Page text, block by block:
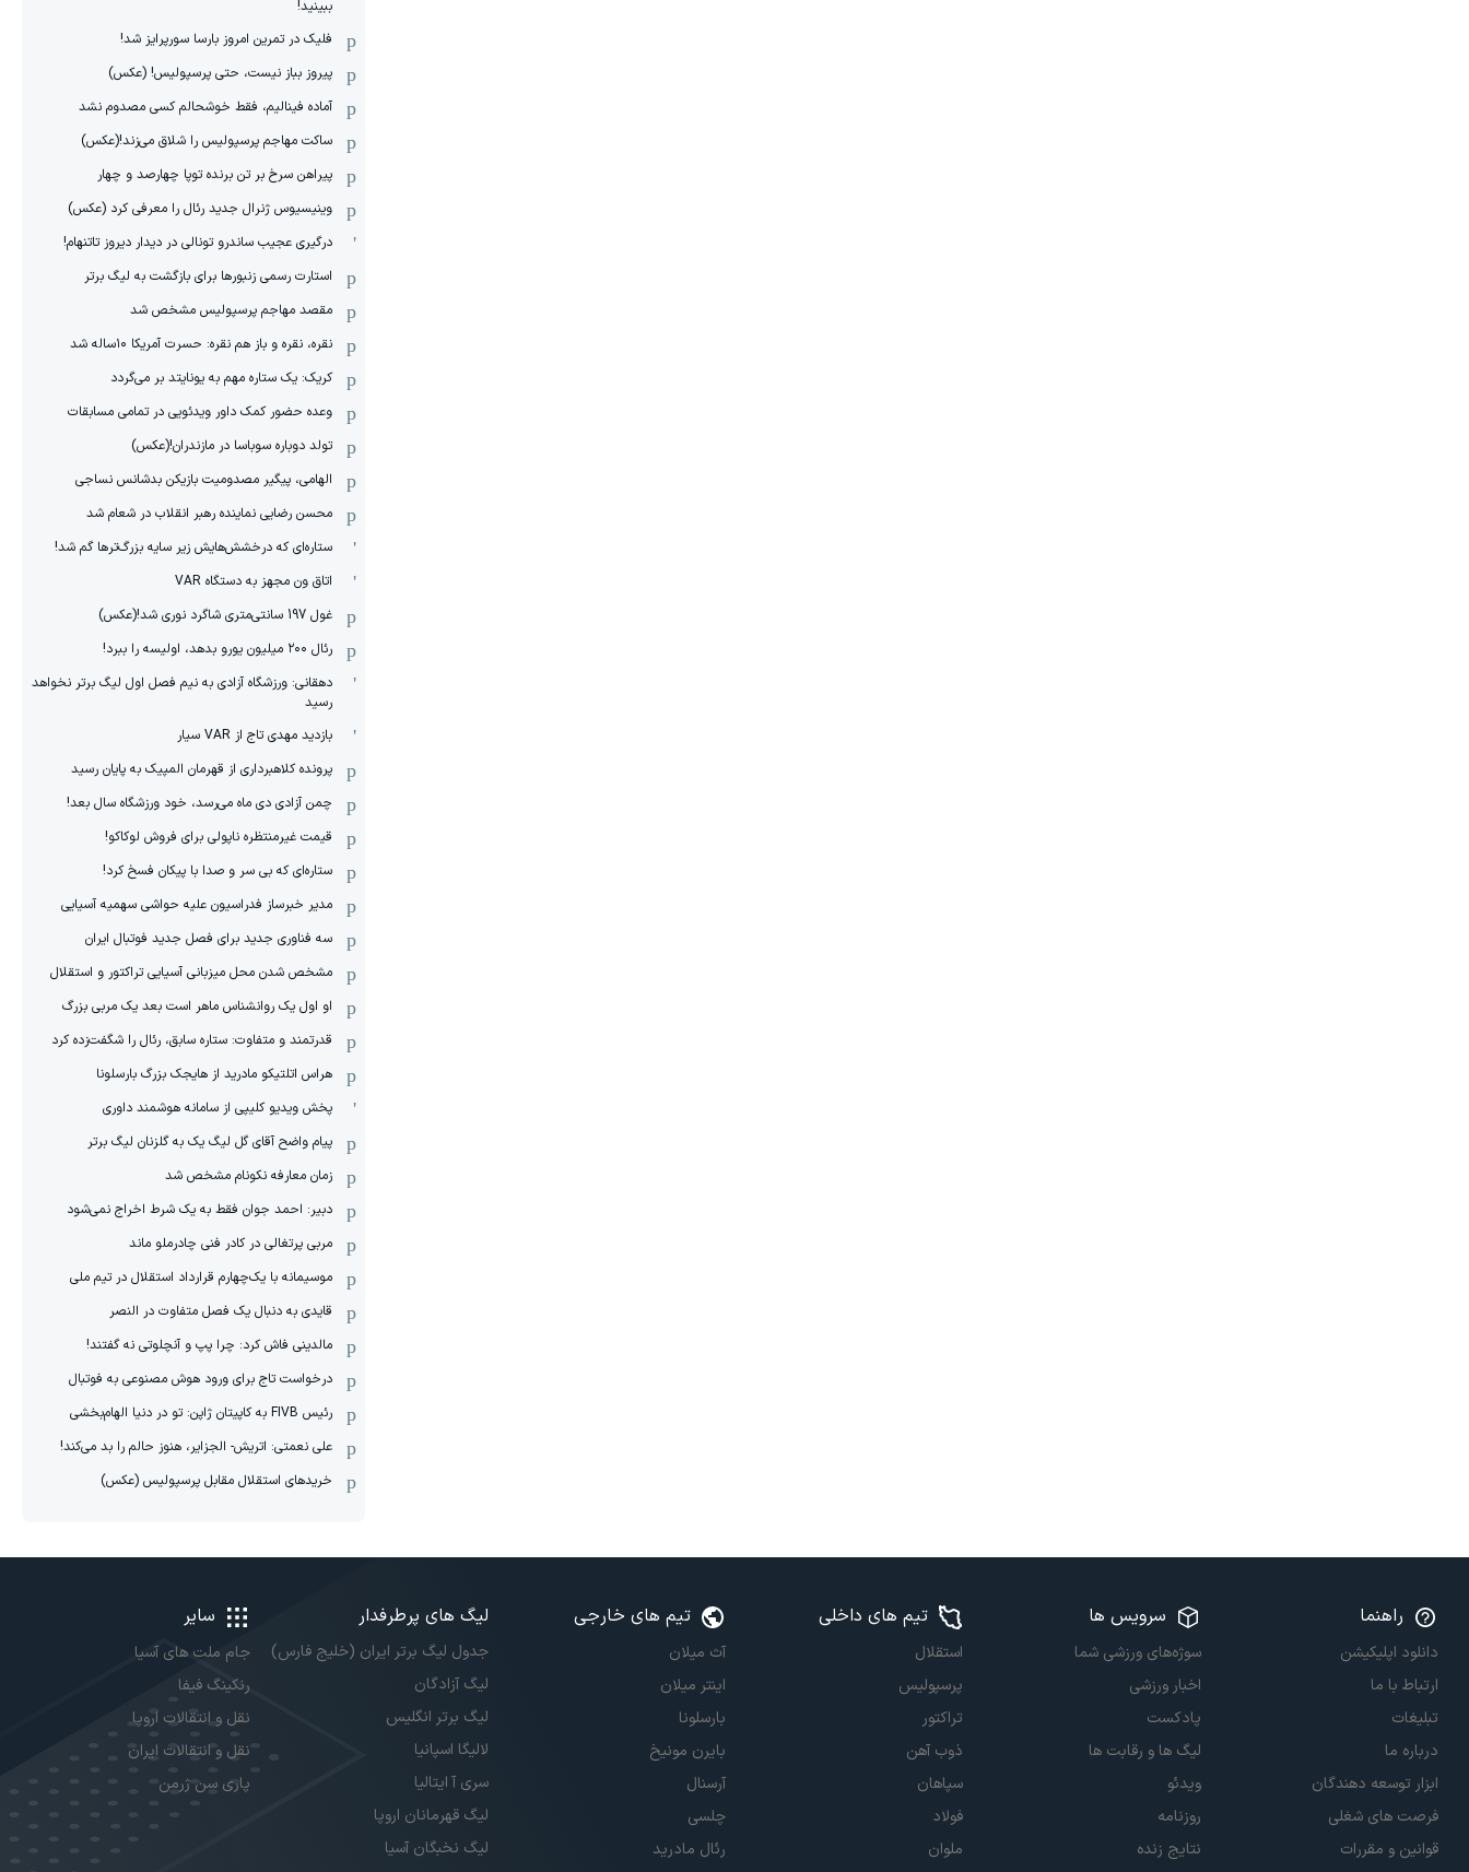
ببینید!
فلیک در تمرین امروز بارسا سورپرایز شد!
پیروز بباز نیست، حتی پرسپولیس! (عکس)
آماده فینالیم، فقط خوشحالم کسی مصدوم نشد
ساکت مهاجم پرسپولیس را شلاق می‌زند!(عکس)
پیراهن سرخ بر تن برنده توپا چهارصد و چهار
وینیسیوس ژنرال جدید رئال را معرفی کرد (عکس)
درگیری عجیب ساندرو تونالی در دیدار دیروز تاتنهام!
استارت رسمی زنبورها برای بازگشت به لیگ برتر
مقصد مهاجم پرسپولیس مشخص شد
نقره، نقره و باز هم نقره: حسرت آمریکا ۱۰‌ساله شد
کریک: یک ستاره مهم به یونایتد بر می‌گردد
وعده حضور کمک داور ویدئویی در تمامی مسابقات
تولد دوباره سوباسا در مازندران!(عکس)
الهامی، پیگیر مصدومیت بازیکن بدشانس نساجی
محسن رضایی نماینده رهبر انقلاب در شعام شد
ستاره‌ای که درخشش‌هایش زیر سایه بزرگ‌ترها گم شد!
اتاق ون مجهز به دستگاه VAR
غول 197 سانتی‌متری شاگرد نوری شد!(عکس)
رئال ۲۰۰ میلیون یورو بدهد، اولیسه را ببرد!
دهقانی: ورزشگاه آزادی به نیم فصل اول لیگ برتر نخواهد
رسید
بازدید مهدی تاج از VAR سیار
پرونده کلاهبرداری از قهرمان المپیک به پایان رسید
چمن آزادی دی ماه می‌رسد، خود ورزشگاه سال بعد!
قیمت غیرمنتظره ناپولی برای فروش لوکاکو!
ستاره‌ای که بی سر و صدا با پیکان فسخ کرد!
مدیر خبرساز فدراسیون علیه حواشی سهمیه آسیایی
سه فناوری جدید برای فصل جدید فوتبال ایران
مشخص شدن محل میزبانی آسیایی تراکتور و استقلال
او اول یک روانشناس ماهر است بعد یک مربی بزرگ
قدرتمند و متفاوت: ستاره سابق، رئال را شگفت‌زده کرد
هراس اتلتیکو مادرید از هایجک بزرگ بارسلونا
پخش ویدیو کلیپی از سامانه هوشمند داوری
پیام واضح آقای گل لیگ یک به گلزنان لیگ برتر
زمان معارفه نکونام مشخص شد
دبیر: احمد جوان فقط به یک شرط اخراج نمی‌شود
مربی پرتغالی در کادر فنی چادرملو ماند
موسیمانه با یک‌چهارم قرارداد استقلال در تیم ملی
قایدی به دنبال یک فصل متفاوت در النصر
مالدینی فاش کرد: چرا پپ و آنچلوتی نه گفتند!
درخواست تاج برای ورود هوش مصنوعی به فوتبال
رئیس FIVB به کاپیتان ژاپن: تو در دنیا الهام‌بخشی
علی نعمتی: اتریش- الجزایر، هنوز حالم را بد می‌کند!
خریدهای استقلال مقابل پرسپولیس (عکس)
راهنما
دانلود اپلیکیشن
ارتباط با ما
تبلیغات
درباره ما
ابزار توسعه دهندگان
فرصت های شغلی
قوانین و مقررات
سرویس ها
سوژه‌های ورزشی شما
اخبار ورزشی
پادکست
لیگ ها و رقابت ها
ویدئو
روزنامه
نتایج زنده
تیم های داخلی
استقلال
پرسپولیس
تراکتور
ذوب آهن
سپاهان
فولاد
ملوان
تیم های خارجی
آث میلان
اینتر میلان
بارسلونا
بایرن مونیخ
آرسنال
چلسی
رئال مادرید
لیگ های پرطرفدار
جدول لیگ برتر ایران (خلیج فارس)
لیگ آزادگان
لیگ برتر انگلیس
لالیگا اسپانیا
سری آ ایتالیا
لیگ قهرمانان اروپا
لیگ نخبگان آسیا
سایر
جام ملت های آسیا
رنکینگ فیفا
نقل و انتقالات اروپا
نقل و انتقالات ایران
پاری سن ژرمن